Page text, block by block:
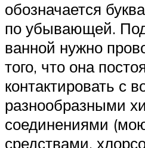
обозначается
по убывающей.
ванной нужно
того, что она
контактировать с
разнообразными
соединениями
средствами,